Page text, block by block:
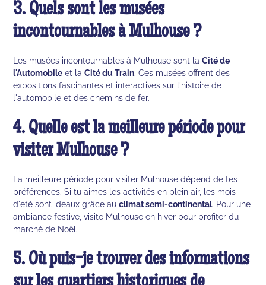
3. Quels sont les musées
incontournables à Mulhouse ?
Les musées incontournables à Mulhouse sont laCité de
l'Automobile et laCité du Train. Ces musées offrent des
expositions fascinantes et interactives sur l'histoire de
l'automobile et des chemins de fer.
4. Quelle est la meilleure période pour
visiter Mulhouse ?
La meilleure période pour visiter Mulhouse dépend de tes
préférences. Si tu aimes les activités en plein air, les mois
d'été sont idéaux grâce auclimat semi-continental. Pour une
ambiance festive, visite Mulhouse en hiver pour profiter du
marché de Noël.
5. Où puis-je trouver des informations